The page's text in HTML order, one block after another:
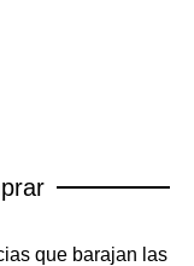
que barajan las